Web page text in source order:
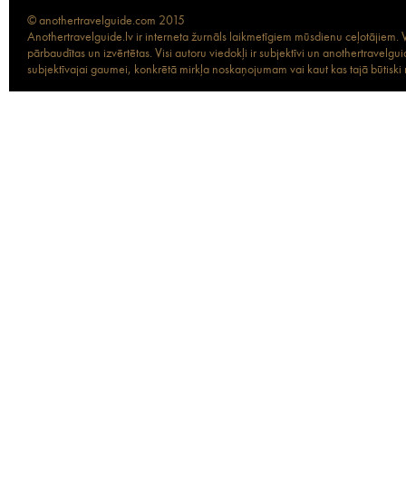
© anothertravelguide.com 2015
Anothertravelguide.lv ir interneta žurnāls laikmetīgiem mūsdienu
pārbaudītas un izvērtētas. Visi autoru viedokļi ir subjektīvi un
subjektīvajai gaumei, konkrētā mirkļa noskaņojumam vai kaut kas tajā